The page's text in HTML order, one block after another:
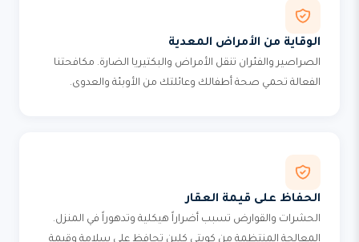
الوقاية من الأمراض المعدية
الصراصير والفئران تنقل الأمراض والبكتيريا الضارة. مكافحتنا
الفعالة تحمي صحة أطفالك وعائلتك من الأوبئة والعدوى.
الحفاظ على قيمة العقار
الحشرات والقوارض تسبب أضراراً هيكلية وتدهوراً في المنزل.
المعالجة المنتظمة من كويتي كلين تحافظ على سلامة وقيمة